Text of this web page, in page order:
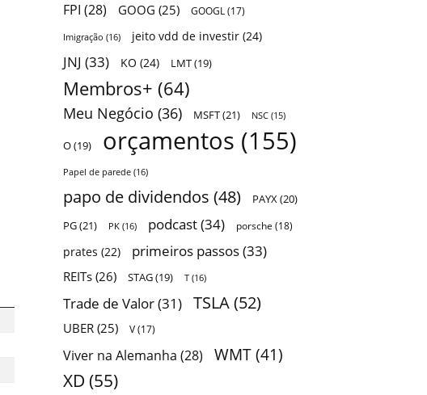
FPI (28) GOOG (25) GOOGL (17)
Imigração (16) jeito vdd de investir (24)
JNJ (33) KO (24) LMT(19)
Membros+ (64)
Meu Negócio (36) MSFT(21) NSC (15)
O(19) orçamentos (155)
Papel de parede (16)
papo de dividendos (48) PAYX(20)
PG(21) PK (16) podcast(34) porsche (18)
prates (22) primeiros passos(33)
REITs (26) STAG(19) T (16)
Trade de Valor(31) TSLA(52)
UBER (25) V(17)
Viver na Alemanha (28) WMT (41)
XD (55)